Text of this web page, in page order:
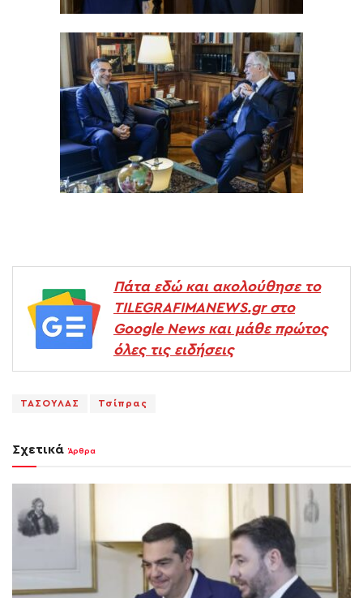
Πάτα εδώ και ακολούθησε το
TILEGRAFIMANEWS.gr στο
Google News και μάθε πρώτος
όλες τις ειδήσεις
ΤΑΣΟΥΛΑΣ Τσίπρας
Σχετικά Άρθρα